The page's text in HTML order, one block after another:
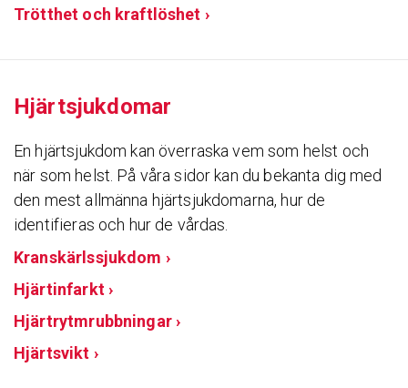
Trötthet och kraftlöshet ›
Hjärtsjukdomar
En hjärtsjukdom kan överraska vem som helst och
när som helst. På våra sidor kan du bekanta dig med
den mest allmänna hjärtsjukdomarna, hur de
identifieras och hur de vårdas.
Kranskärlssjukdom ›
Hjärtinfarkt ›
Hjärtrytmrubbningar ›
Hjärtsvikt ›